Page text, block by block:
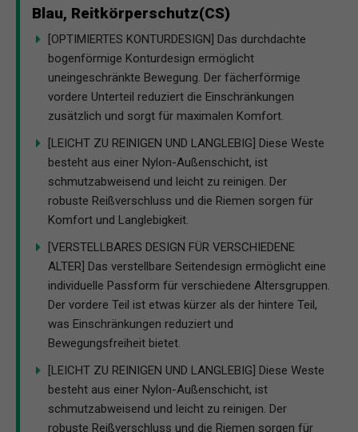
Blau, Reitkörperschutz(CS)
[OPTIMIERTES KONTURDESIGN] Das durchdachte
bogenförmige Konturdesign ermöglicht
uneingeschränkte Bewegung. Der fächerförmige
vordere Unterteil reduziert die Einschränkungen
zusätzlich und sorgt für maximalen Komfort.
[LEICHT ZU REINIGEN UND LANGLEBIG] Diese Weste
besteht aus einer Nylon-Außenschicht, ist
schmutzabweisend und leicht zu reinigen. Der
robuste Reißverschluss und die Riemen sorgen für
Komfort und Langlebigkeit.
[VERSTELLBARES DESIGN FÜR VERSCHIEDENE
ALTER] Das verstellbare Seitendesign ermöglicht eine
individuelle Passform für verschiedene Altersgruppen.
Der vordere Teil ist etwas kürzer als der hintere Teil,
was Einschränkungen reduziert und
Bewegungsfreiheit bietet.
[LEICHT ZU REINIGEN UND LANGLEBIG] Diese Weste
besteht aus einer Nylon-Außenschicht, ist
schmutzabweisend und leicht zu reinigen. Der
robuste Reißverschluss und die Riemen sorgen für